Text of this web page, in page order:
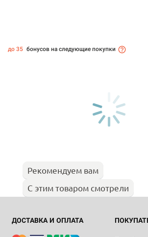
до 35 бонусов на следующие покупки
Рекомендуем вам
С этим товаром смотрели
ДОСТАВКА И ОПЛАТА